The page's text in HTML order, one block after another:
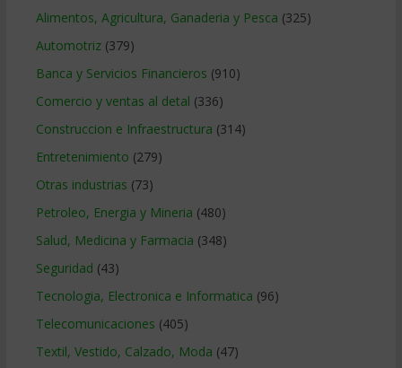
Alimentos, Agricultura, Ganaderia y Pesca (325)
Automotriz(379)
Banca y Servicios Financieros (910)
Comercio y ventas al detal (336)
Construccion e Infraestructura (314)
Entretenimiento (279)
Otras industrias (73)
Petroleo, Energia y Mineria (480)
Salud, Medicina y Farmacia (348)
Seguridad (43)
Tecnologia, Electronica e Informatica (96)
Telecomunicaciones (405)
Textil, Vestido, Calzado, Moda (47)